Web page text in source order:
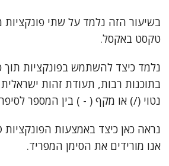
בשיעור הזה נלמד על שתי פונקציות
טקסט באקסל.
נלמד כיצד להשתמש בפונקציות תוך
בתוכנות רבות, תעודת זהות
נטוי (/) או מקף ( - ) בין המספר
אנו מורידים את הסימן המפריד.